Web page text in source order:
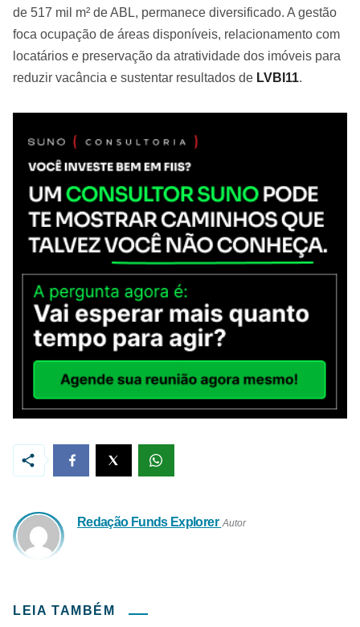
de 517 mil m² de ABL, permanece diversificado. A gestão
foca ocupação de áreas disponíveis, relacionamento com
locatários e preservação da atratividade dos imóveis para
reduzir vacância e sustentar resultados de LVBI11.
Redação Funds Explorer Autor
LEIA TAMBÉM